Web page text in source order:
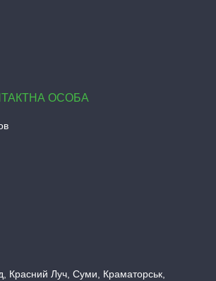
Красний Луч, Суми, Краматорськ,